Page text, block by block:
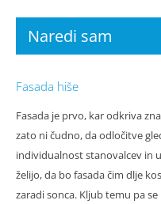
Naredi sam
Fasada hiše
Fasada je prvo, kar odkriva
zato ni čudno, da odločitve
individualnost stanovalcev in
želijo, da bo fasada čim dlje
zaradi sonca. Kljub temu pa